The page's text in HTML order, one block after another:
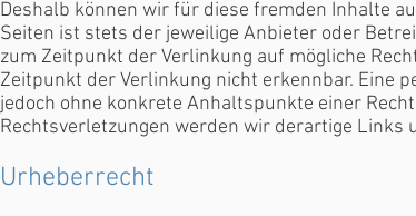
Deshalb können wir für diese fremden Inhalte
Seiten ist stets der jeweilige Anbieter oder
zum Zeitpunkt der Verlinkung auf mögliche
Zeitpunkt der Verlinkung nicht erkennbar. Eine
jedoch ohne konkrete Anhaltspunkte einer
Rechtsverletzungen werden wir derartige Links
Urheberrecht